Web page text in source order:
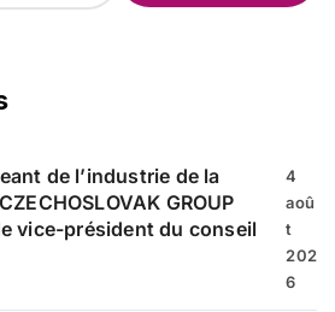
de l’industrie de la
GROUP
vice-président du conseil
4
aoû
t
202
6